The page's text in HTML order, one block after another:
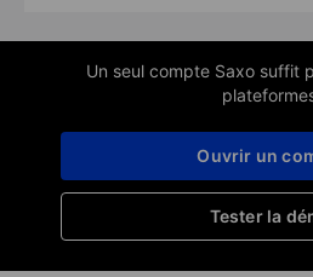
Un seul compte Saxo suffit
Tester la
Ouvrir un